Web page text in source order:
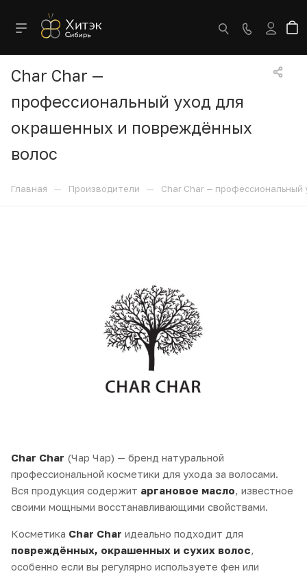
Char Char —
профессиональный уход для
окрашенных и повреждённых
волос
Главная — Производители — Char Char —
Char Char (Чар Чар) — бренд натуральной
профессиональной косметики для ухода за волосами.
Вся продукция содержит аргановое масло, известное
своими мощными восстанавливающими свойствами.
Косметика Char Char идеально подходит для
повреждённых, окрашенных и сухих волос,
особенно если вы регулярно используете фен или